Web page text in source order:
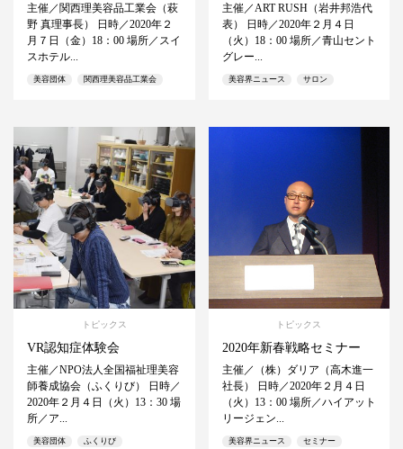
主催／関西理美容品工業会（萩
野 真理事長） 日時／2020年２
月７日（金）18：00 場所／スイ
スホテル...
美容団体 関西理美容品工業会
主催／ART RUSH（岩井邦浩代
表） 日時／2020年２月４日
（火）18：00 場所／青山セント
グレー...
美容界ニュース サロン
トピックス
VR認知症体験会
主催／NPO法人全国福祉理美容
師養成協会（ふくりび） 日時／
2020年２月４日（火）13：30 場
所／ア...
美容団体 ふくりび
トピックス
2020年新春戦略セミナー
主催／（株）ダリア（高木進一
社長） 日時／2020年２月４日
（火）13：00 場所／ハイアット
リージェン...
美容界ニュース セミナー